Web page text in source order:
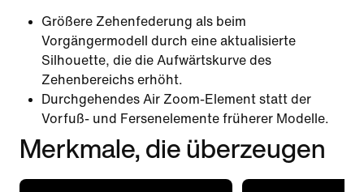
Größere Zehenfederung als beim
Vorgängermodell durch eine aktualisierte
Silhouette, die die Aufwärtskurve des
Zehenbereichs erhöht.
Durchgehendes Air Zoom-Element statt der
Vorfuß- und Fersenelemente früherer Modelle.
Merkmale, die überzeugen